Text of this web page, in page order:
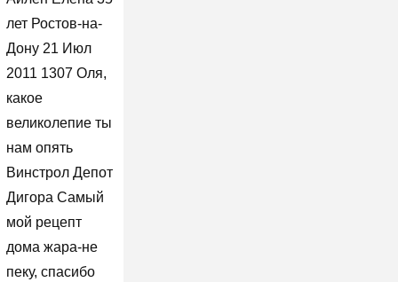
лет Ростов-на-
Дону 21 Июл
2011 1307 Оля,
какое
великолепие ты
нам опять
Винстрол Депот
Дигора Самый
мой рецепт
дома жара-не
пеку, спасибо